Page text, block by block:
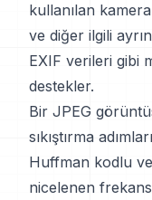
kullanılan
ve diğer ilgili
EXIF verileri gibi
destekler.
Bir JPEG
sıkıştırma
Huffman kodlu
nicelenen frekans